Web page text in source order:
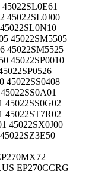
45022SL0J00
45022SM5505
45022SM5525
45022SP0010
45022SS0408
45022SS0G02
45022ST7R02
45022SX0J00
EP270CCRG